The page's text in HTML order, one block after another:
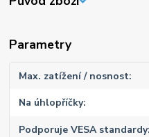
Parametry
Max. zatížení / nosnost
Na úhlopříčky
Podporuje VESA standardy